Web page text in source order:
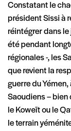
Constatant le
président Sissi à
réintégrer dans
été pendant
régionales -, les
que revient la
guerre du
Saoudiens – bien
le Koweït ou le
le terrain